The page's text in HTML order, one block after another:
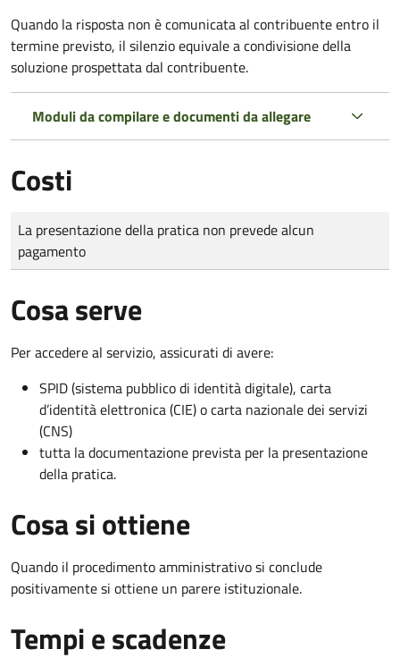
Quando la risposta non è comunicata al contribuente entro il
termine previsto, il silenzio equivale a condivisione della
soluzione prospettata dal contribuente.
Moduli da compilare e documenti da allegare
Costi
Tipo di pagamento
Importo
La presentazione della pratica non prevede alcun
pagamento
Cosa serve
Per accedere al servizio, assicurati di avere:
SPID (sistema pubblico di identità digitale), carta
d’identità elettronica (CIE) o carta nazionale dei servizi
(CNS)
tutta la documentazione prevista per la presentazione
della pratica.
Cosa si ottiene
Quando il procedimento amministrativo si conclude
positivamente si ottiene un parere istituzionale.
Tempi e scadenze